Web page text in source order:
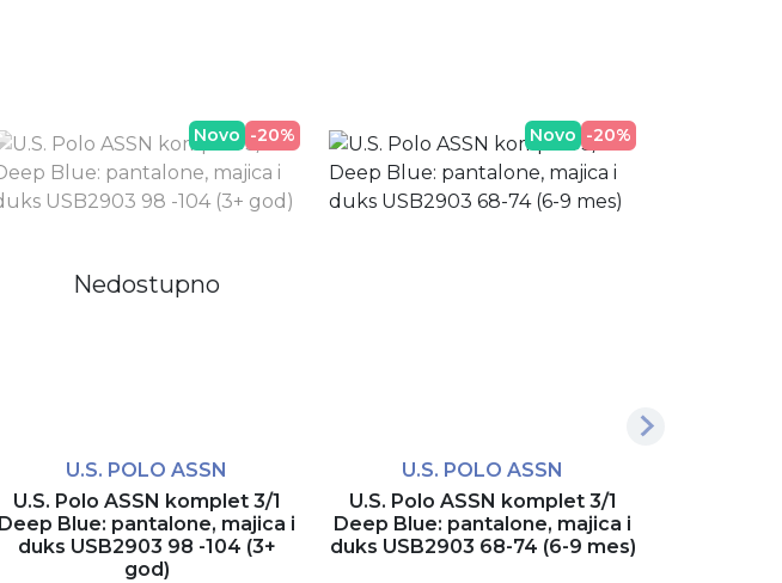
Novo -20%
Nedostupno
U.S. POLO ASSN
U.S. Polo ASSN komplet 3/1
Deep Blue: pantalone, majica i
duks USB2903 98 -104 (3+
god)
Novo -20%
U.S. POLO ASSN
U.S. Polo ASSN komplet 3/1
Deep Blue: pantalone, majica i
duks USB2903 68-74 (6-9 mes)